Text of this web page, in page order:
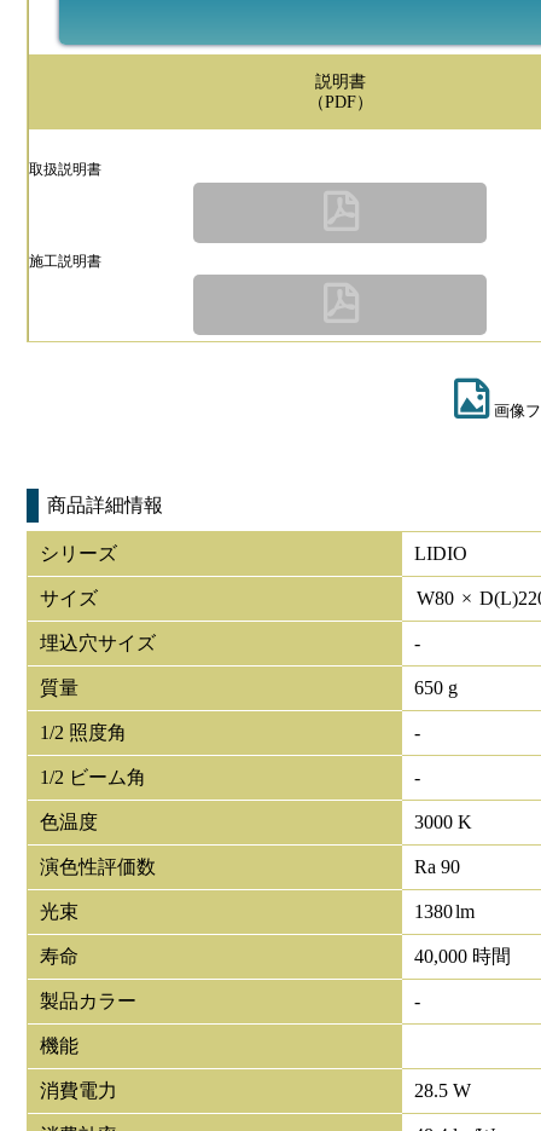
説明書
（PDF）
取扱説明書
施工説明書
画像
商品詳細情報
シリーズ LIDIO
サイズ W80 × D(L)
埋込穴サイズ -
質量 650 g
1/2 照度角 -
1/2 ビーム角 -
色温度 3000 K
演色性評価数 Ra 90
光束 1380lm
寿命 40,000 時間
製品カラー -
機能
消費電力 28.5 W